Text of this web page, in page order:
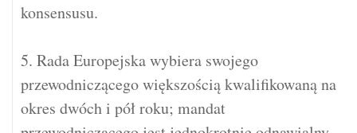
konsensusu.
5. Rada Europejska wybiera swojego
przewodniczącego większością kwalifikowaną na
okres dwóch i pół roku; mandat